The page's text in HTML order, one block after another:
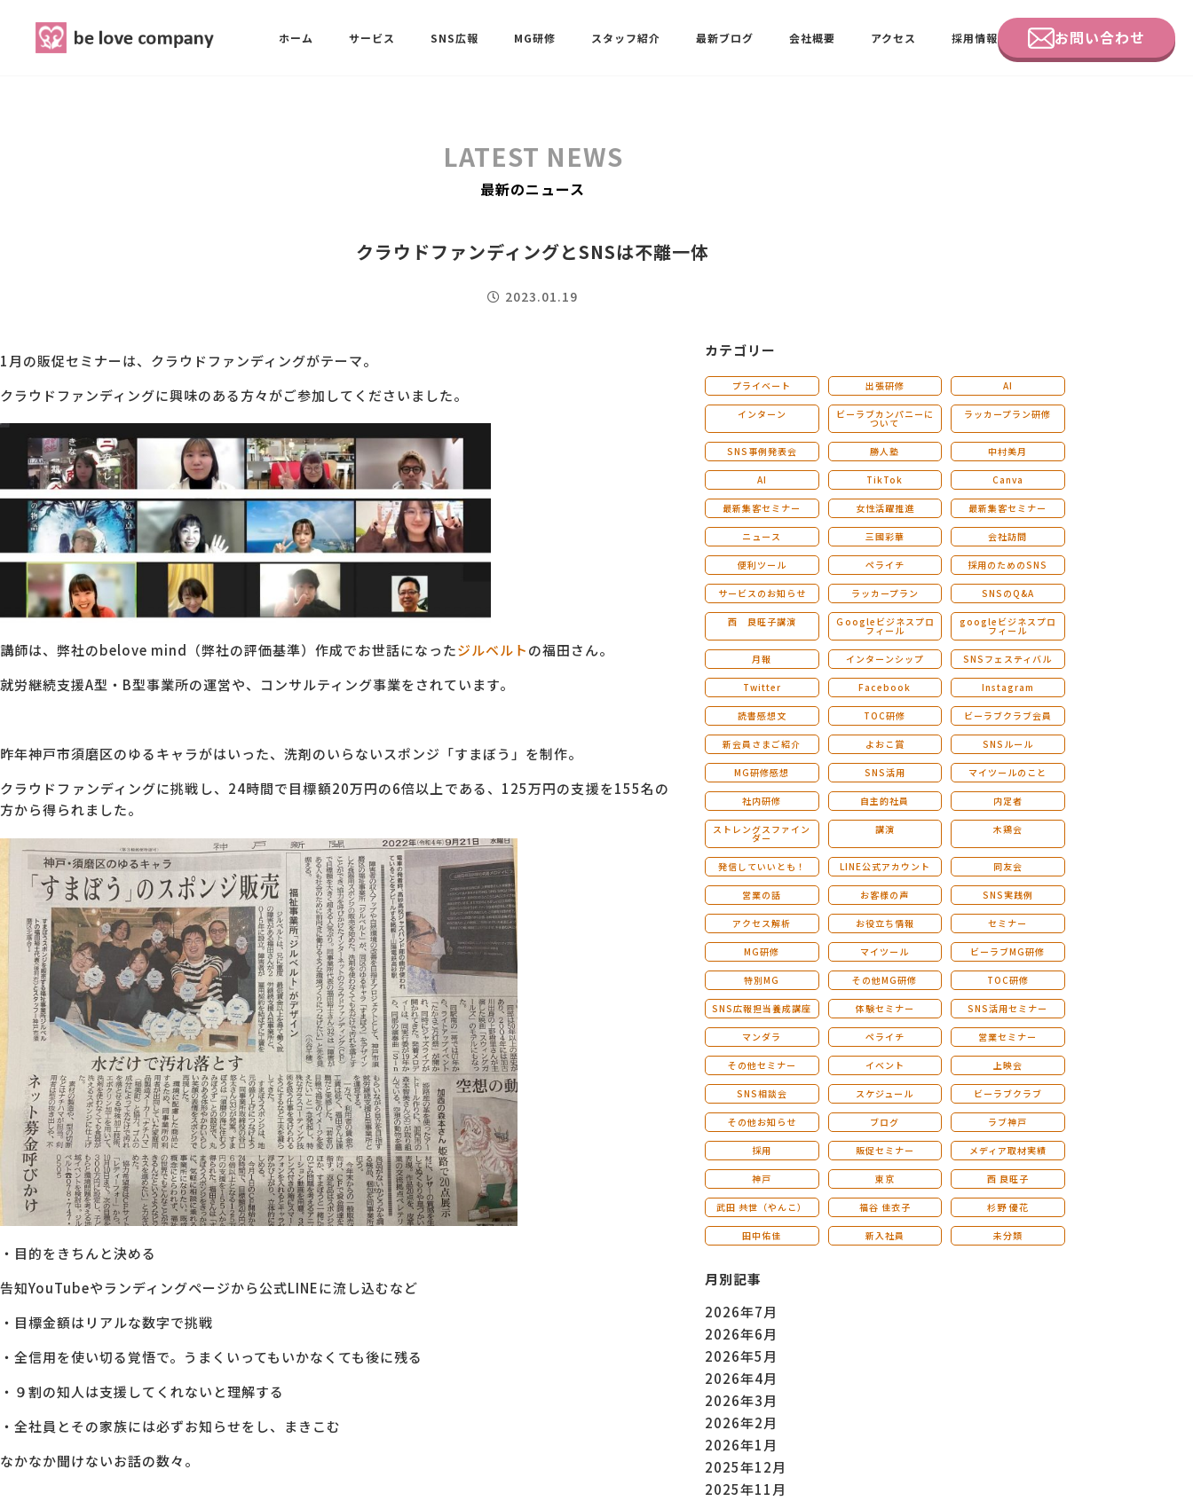
ホーム サービス
MG研修 マンダラ人生計画セミナー ストレングスファインダー研修
SNS広報 MG研修 スタッフ紹介 最新ブログ 会社概要 アクセス 採用情報 お問い合わせ
最新ブログ
会社概要
アクセス
採用情報
お問い合わせ
LATEST NEWS
最新のニュース
クラウドファンディングとSNSは不離一体
2023.01.19
1月の販促セミナーは、クラウドファンディングがテーマ。
クラウドファンディングに興味のある方々がご参加してくださいました。
講師は、弊社のbelove mind（弊社の評価基準）作成でお世話になったジルベルトの福田さん。
就労継続支援A型・B型事業所の運営や、コンサルティング事業をされています。
昨年神戸市須磨区のゆるキャラがはいった、洗剤のいらないスポンジ「すまぼう」を制作。
クラウドファンディングに挑戦し、24時間で目標額20万円の6倍以上である、125万円の支援を155名の
方から得られました。
・目的をきちんと決める
告知YouTubeやランディングページから公式LINEに流し込むなど
・目標金額はリアルな数字で挑戦
・全信用を使い切る覚悟で。うまくいってもいかなくても後に残る
・９割の知人は支援してくれないと理解する
・全社員とその家族には必ずお知らせをし、まきこむ
なかなか聞けないお話の数々。
カテゴリー
プライベート 出張研修 AI
インターン ビーラブカンパニーに
ついて
ラッカープラン研修
SNS事例発表会 勝人塾 中村美月
AI TikTok Canva
最新集客セミナー 女性活躍推進 最新集客セミナー
ニュース 三國彩華 会社訪問
便利ツール ペライチ 採用のためのSNS
サービスのお知らせ ラッカープラン SNSのQ&A
西 良旺子講演 Ｇoogleビジネスプロ
フィール
googleビジネスプロ
フィール
月報 インターンシップ SNSフェスティバル
Twitter Facebook Instagram
読書感想文 TOC研修 ビーラブクラブ会員
新会員さまご紹介 よおこ賞 SNSルール
MG研修感想 SNS活用 マイツールのこと
社内研修 自主的社員 内定者
ストレングスファイン
ダー
講演 木鶏会
発信していいとも！ LINE公式アカウント 同友会
営業の話 お客様の声 SNS実践例
アクセス解析 お役立ち情報 セミナー
MG研修 マイツール ビーラブMG研修
特別MG その他MG研修 TOC研修
SNS広報担当養成講座 体験セミナー SNS活用セミナー
マンダラ ペライチ 営業セミナー
その他セミナー イベント 上映会
SNS相談会 スケジュール ビーラブクラブ
その他お知らせ ブログ ラブ神戸
採用 販促セミナー メディア取材実績
神戸 東京 西 良旺子
武田 共世（やんこ） 福谷 佳衣子 杉野 優花
田中佑佳 新入社員 未分類
月別記事
2026年7月
2026年6月
2026年5月
2026年4月
2026年3月
2026年2月
2026年1月
2025年12月
2025年11月